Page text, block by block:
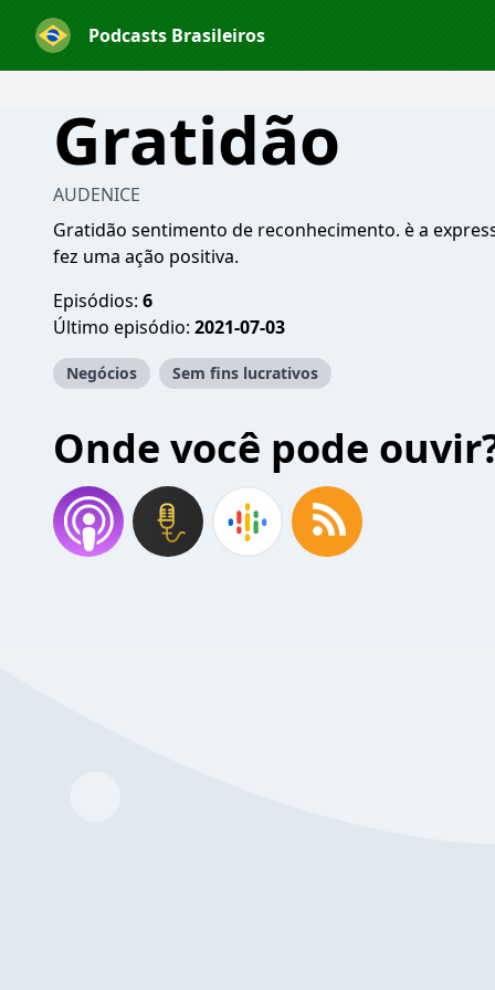
Podcasts Brasileiros
Gratidão
AUDENICE
Gratidão sentimento de reconhecimento. è a
fez uma ação positiva.
Episódios: 6
Último episódio: 2021-07-03
Negócios Sem fins lucrativos
Onde você pode